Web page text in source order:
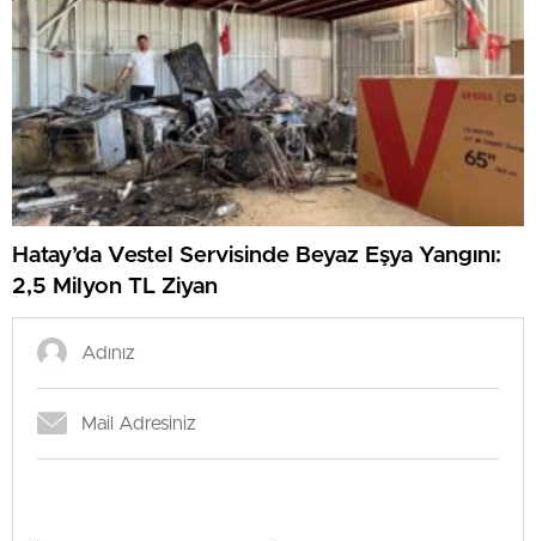
Hatay’da Vestel Servisinde Beyaz Eşya Yangını:
2,5 Milyon TL Ziyan